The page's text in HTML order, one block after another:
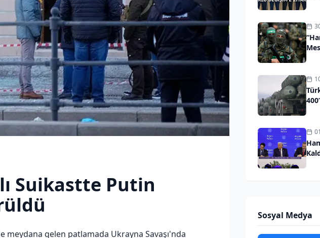
Suikastte Putin
meydana gelen patlamada Ukrayna Savaşı'nda
Sosyal Medya